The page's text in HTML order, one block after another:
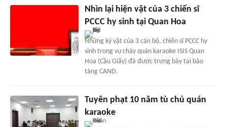
Nhìn lại hiện vật của 3 chiến sĩ
PCCC hy sinh tại Quan Hoa
Những kỷ vật của 3 cán bộ, chiến sĩ PCCC hy
sinh trong vụ cháy quán karaoke ISIS Quan
Hoa (Cầu Giấy) đã được trưng bày tại bảo
tàng CAND.
Tuyên phạt 10 năm tù chủ quán
karaoke